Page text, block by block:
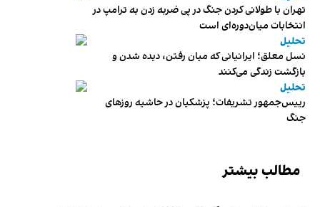
تهران با طولانی کردن جنگ در پی ضربه زدن به ترامپ در
انتخابات میان‌دوره‌ای است
تحلیل
نسل معلق؛ ایرانیانی که میان رفتن، دیده شدن و
بازگشت زندگی می‌کنند
تحلیل
رییس‌جمهور تشریفات؛ پزشکیان در حاشیه روزهای
جنگ
مطالب بیشتر